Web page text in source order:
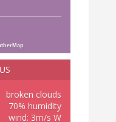
broken clouds
70% humidity
wind: 3m/s W